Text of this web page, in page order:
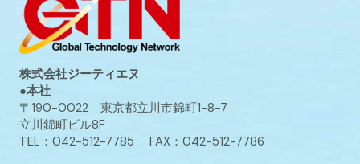
株式会社ジーティエヌ
●本社
〒190-0022 東京都立川市錦町1-8-7
立川錦町ビル8F
TEL：042-512-7785 FAX：042-512-7786